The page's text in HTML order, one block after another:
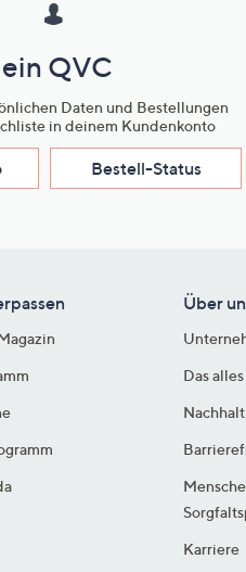
QVC
Daten und Bestellungen
in deinem Kundenkonto
Bestell-Status
Über
Das
Karriere